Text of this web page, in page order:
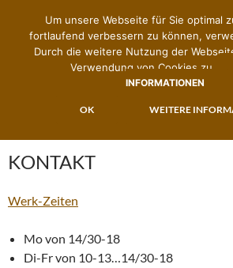
KONTAKT
Werk-Zeiten
Mo von 14/30-18
Di-Fr von 10-13…14/30-18
Um unsere Webseite für Sie optimal
fortlaufend verbessern zu können,
Durch die weitere Nutzung der
Verwendung von Cookies zu.
INFORMATIONEN
OK WEITERE